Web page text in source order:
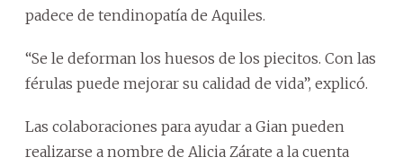
padece de tendinopatía de Aquiles.
“Se le deforman los huesos de los piecitos. Con las
férulas puede mejorar su calidad de vida”, explicó.
Las colaboraciones para ayudar a Gian pueden
realizarse a nombre de Alicia Zárate a la cuenta